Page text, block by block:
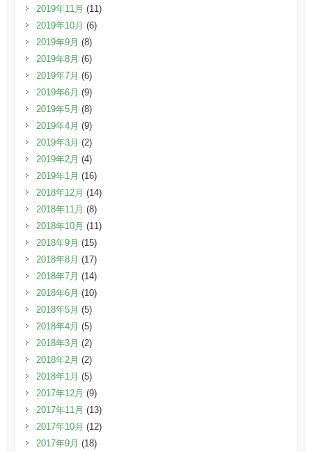
2019年11月 (11)
2019年10月 (6)
2019年9月 (8)
2019年8月 (6)
2019年7月 (6)
2019年6月 (9)
2019年5月 (8)
2019年4月 (9)
2019年3月 (2)
2019年2月 (4)
2019年1月 (16)
2018年12月 (14)
2018年11月 (8)
2018年10月 (11)
2018年9月 (15)
2018年8月 (17)
2018年7月 (14)
2018年6月 (10)
2018年5月 (5)
2018年4月 (5)
2018年3月 (2)
2018年2月 (2)
2018年1月 (5)
2017年12月 (9)
2017年11月 (13)
2017年10月 (12)
2017年9月 (18)